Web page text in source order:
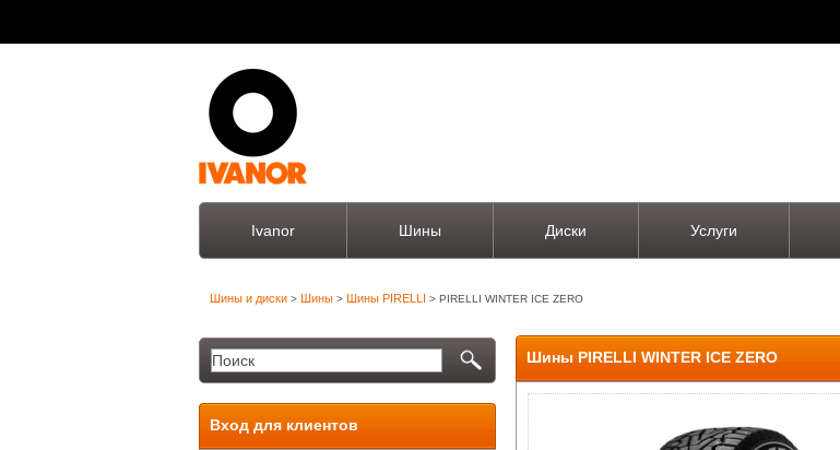
Ivanor Шины Диски Услуги
Шины и диски > Шины > Шины PIRELLI > PIRELLI WINTER ICE ZERO
Вход для клиентов
Шины PIRELLI WINTER ICE ZERO